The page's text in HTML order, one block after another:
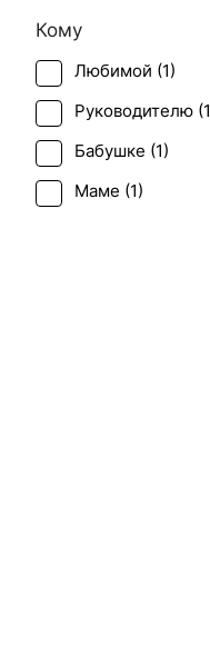
Кому
Любимой (1)
Руководителю (1
Бабушке (1)
Маме (1)